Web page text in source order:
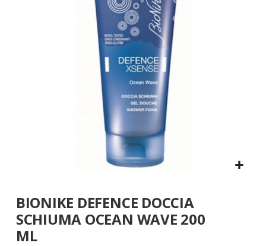
all'inizio
della
galleria
di
BIONIKE DEFENCE DOCCIA
SCHIUMA OCEAN WAVE 200
ML